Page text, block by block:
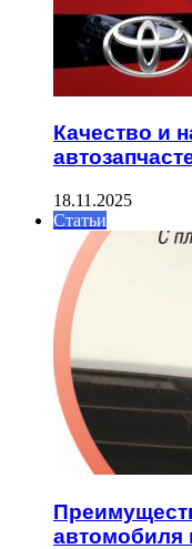
Качество и
18.11.2025
Статьи
автомобиля